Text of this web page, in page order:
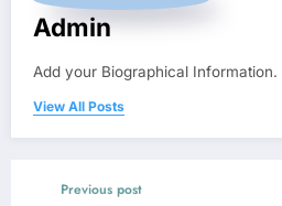
Admin
Add your Biographical Information.
View All Posts
Previous post